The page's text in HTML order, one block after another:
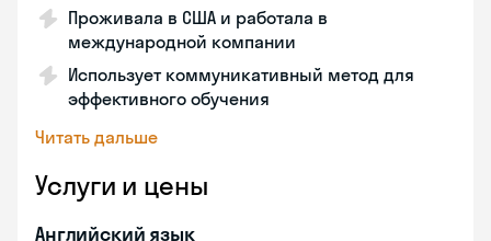
Проживала в США и работала в
международной компании
Использует коммуникативный метод для
эффективного обучения
Читать дальше
Услуги и цены
Английский язык